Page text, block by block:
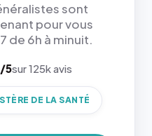
sont
pour vous
de 6h à minuit.
5sur 125k avis
DE LA SANTÉ